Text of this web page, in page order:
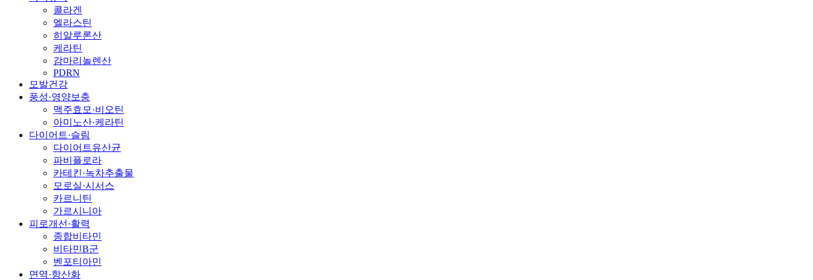
콜라겐
엘라스틴
히알루론산
케라틴
감마리놀렌산
PDRN
모발건강
풍성·영양보충
맥주효모·비오틴
아미노산·케라틴
다이어트·슬림
다이어트유산균
파비플로라
카테킨·녹차추출물
모로실·시서스
카르니틴
가르시니아
피로개선·활력
종합비타민
비타민B군
벤포티아민
면역·항산화